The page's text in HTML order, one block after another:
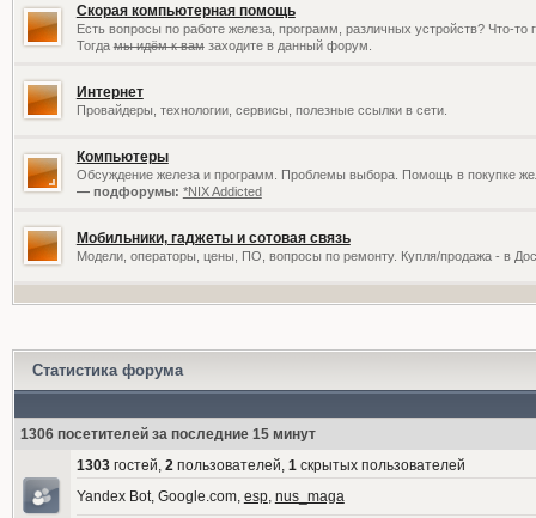
Скорая компьютерная помощь
Есть вопросы по работе железа, программ, различных устройств? Что-то
Тогдамы идём к вамзаходите в данный форум.
Интернет
Провайдеры, технологии, сервисы, полезные ссылки в сети.
Компьютеры
Обсуждение железа и программ. Проблемы выбора. Помощь в покупке
— подфорумы: *NIX Addicted
Мобильники, гаджеты и сотовая связь
Модели, операторы, цены, ПО, вопросы по ремонту. Купля/продажа - в
Статистика форума
1306 посетителей за последние 15 минут
1303гостей, 2пользователей, 1скрытых пользователей
Yandex Bot, Google.com, esp, nus_maga